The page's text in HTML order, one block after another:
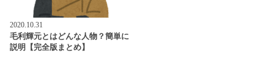
2020.10.31
毛利輝元とはどんな人物？簡単に
説明【完全版まとめ】